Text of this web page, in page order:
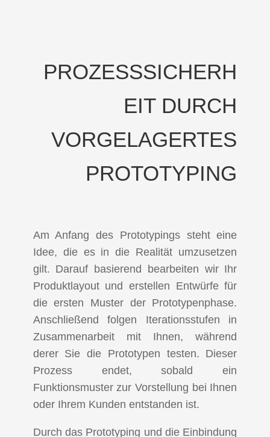
PROZESSSICHERH
EIT DURCH
VORGELAGERTES
PROTOTYPING
Am Anfang des Prototypings steht eine
Idee, die es in die Realität umzusetzen
gilt. Darauf basierend bearbeiten wir Ihr
Produktlayout und erstellen Entwürfe für
die ersten Muster der Prototypenphase.
Anschließend folgen Iterationsstufen in
Zusammenarbeit mit Ihnen, während
derer Sie die Prototypen testen. Dieser
Prozess endet, sobald ein
Funktionsmuster zur Vorstellung bei Ihnen
oder Ihrem Kunden entstanden ist.
Durch das Prototyping und die Einbindung